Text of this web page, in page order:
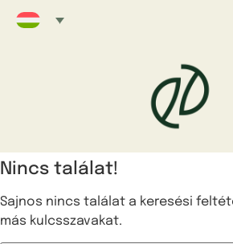
Nincs találat!
Sajnos nincs találat a keresési
más kulcsszavakat.